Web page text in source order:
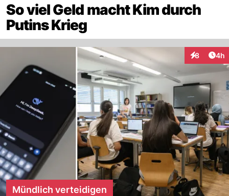
So viel Geld macht Kim durch
Putins Krieg
8 4h
Mündlich verteidigen